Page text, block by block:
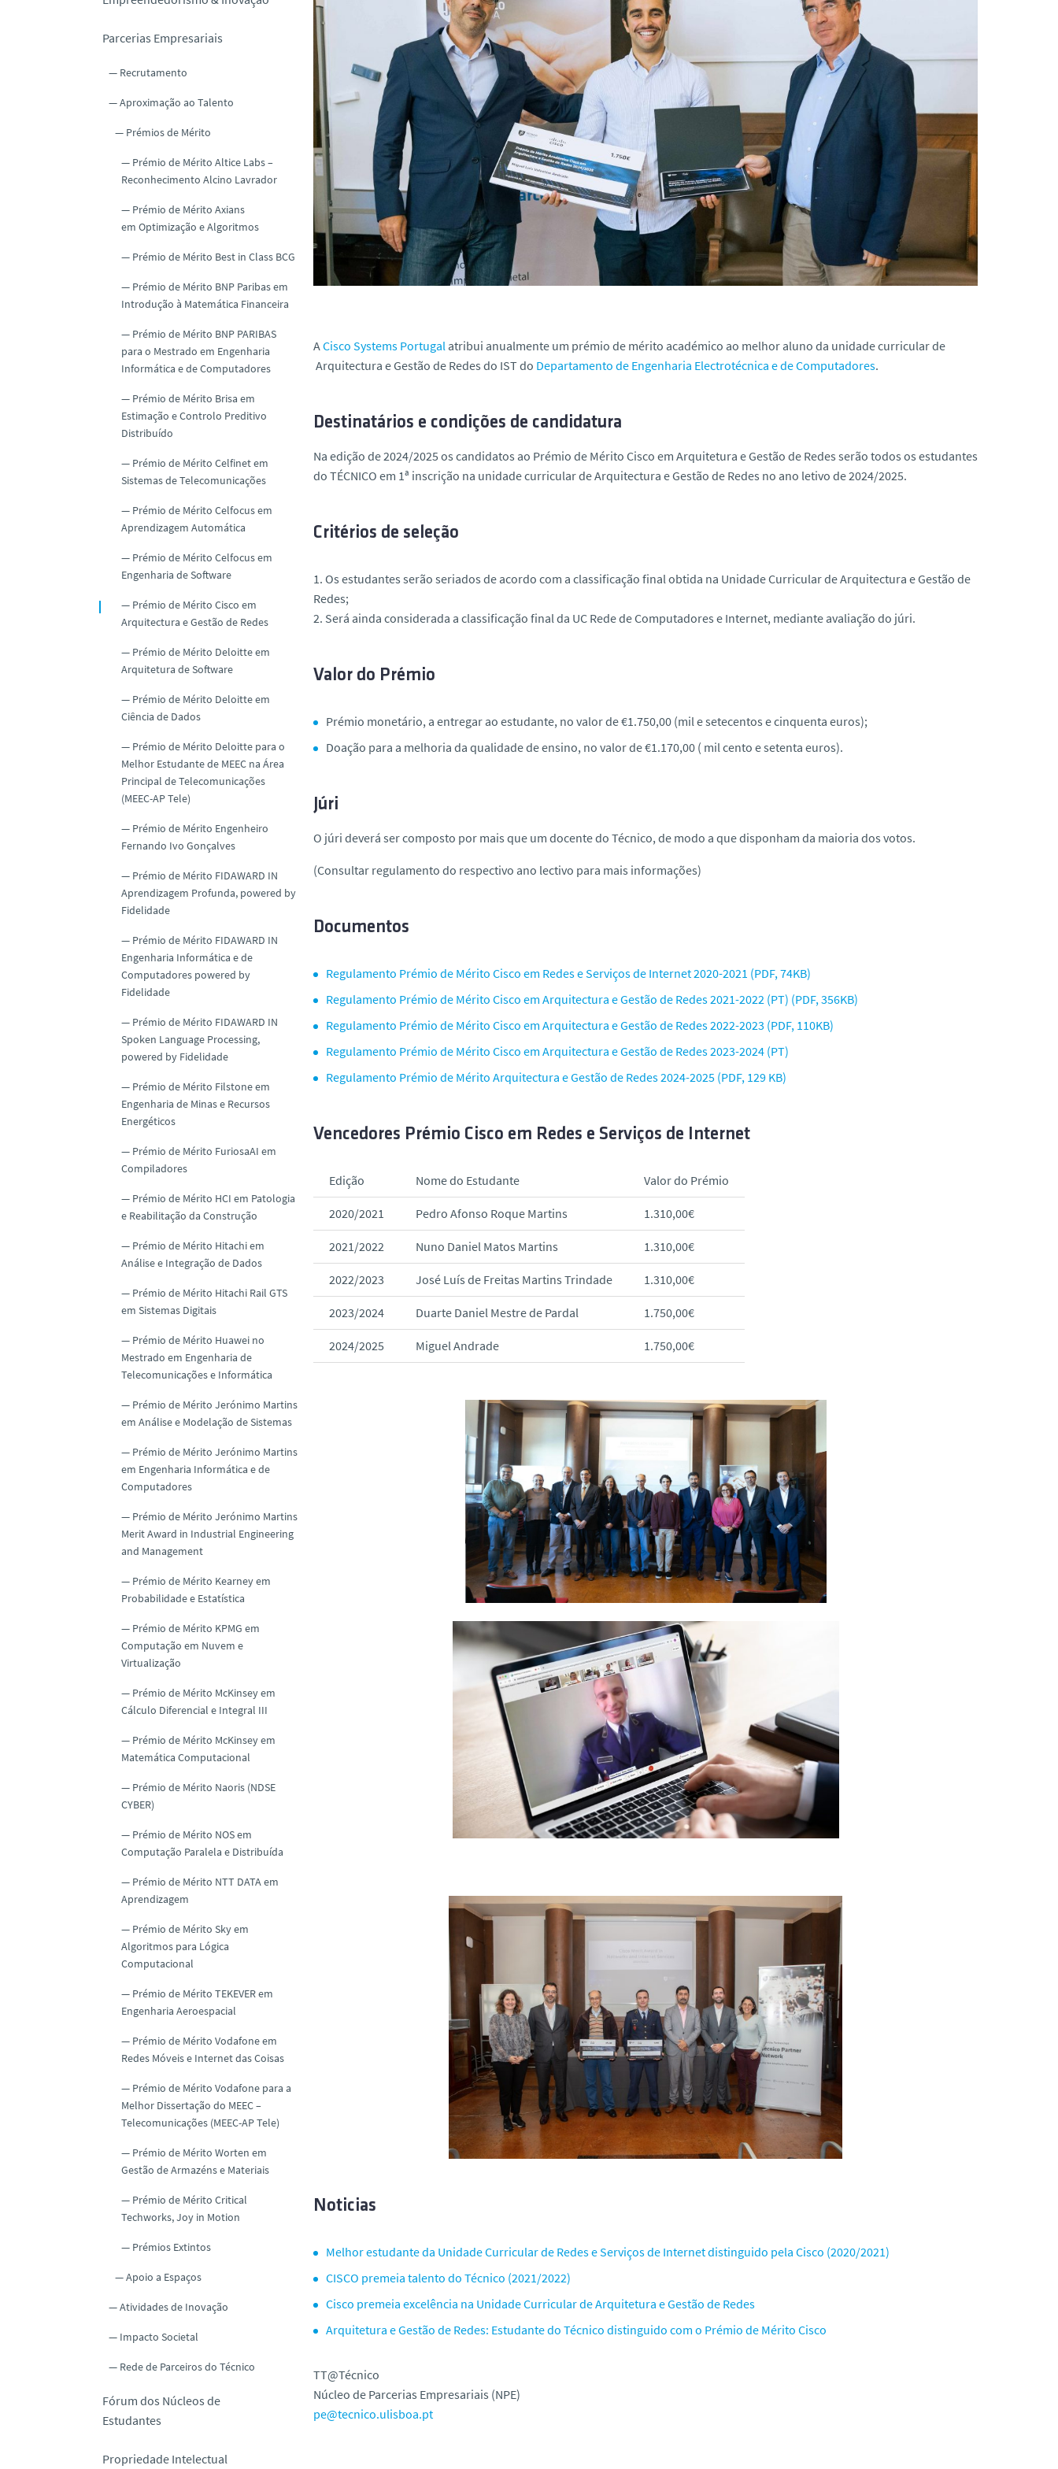
Parcerias Empresariais
Recrutamento
Aproximação ao Talento
Prémios de Mérito
Prémio de Mérito Altice Labs –
Reconhecimento Alcino Lavrador
Prémio de Mérito Axians
em Optimização e Algoritmos
Prémio de Mérito Best in Class BCG
Prémio de Mérito BNP Paribas em
Introdução à Matemática Financeira
Prémio de Mérito BNP PARIBAS
para o Mestrado em Engenharia
Informática e de Computadores
Prémio de Mérito Brisa em
Estimação e Controlo Preditivo
Distribuído
Prémio de Mérito Celfinet em
Sistemas de Telecomunicações
Prémio de Mérito Celfocus em
Aprendizagem Automática
Prémio de Mérito Celfocus em
Engenharia de Software
Prémio de Mérito Cisco em
Arquitectura e Gestão de Redes
Prémio de Mérito Deloitte em
Arquitetura de Software
Prémio de Mérito Deloitte em
Ciência de Dados
Prémio de Mérito Deloitte para o
Melhor Estudante de MEEC na Área
Principal de Telecomunicações
(MEEC-AP Tele)
Prémio de Mérito Engenheiro
Fernando Ivo Gonçalves
Prémio de Mérito FIDAWARD IN
Aprendizagem Profunda, powered by
Fidelidade
Prémio de Mérito FIDAWARD IN
Engenharia Informática e de
Computadores powered by
Fidelidade
Prémio de Mérito FIDAWARD IN
Spoken Language Processing,
powered by Fidelidade
Prémio de Mérito Filstone em
Engenharia de Minas e Recursos
Energéticos
Prémio de Mérito FuriosaAI em
Compiladores
Prémio de Mérito HCI em Patologia
e Reabilitação da Construção
Prémio de Mérito Hitachi em
Análise e Integração de Dados
Prémio de Mérito Hitachi Rail GTS
em Sistemas Digitais
Prémio de Mérito Huawei no
Mestrado em Engenharia de
Telecomunicações e Informática
Prémio de Mérito Jerónimo Martins
em Análise e Modelação de Sistemas
Prémio de Mérito Jerónimo Martins
em Engenharia Informática e de
Computadores
Prémio de Mérito Jerónimo Martins
Merit Award in Industrial Engineering
and Management
Prémio de Mérito Kearney em
Probabilidade e Estatística
Prémio de Mérito KPMG em
Computação em Nuvem e
Virtualização
Prémio de Mérito McKinsey em
Cálculo Diferencial e Integral III
Prémio de Mérito McKinsey em
Matemática Computacional
Prémio de Mérito Naoris (NDSE
CYBER)
Prémio de Mérito NOS em
Computação Paralela e Distribuída
Prémio de Mérito NTT DATA em
Aprendizagem
Prémio de Mérito Sky em
Algoritmos para Lógica
Computacional
Prémio de Mérito TEKEVER em
Engenharia Aeroespacial
Prémio de Mérito Vodafone em
Redes Móveis e Internet das Coisas
Prémio de Mérito Vodafone para a
Melhor Dissertação do MEEC –
Telecomunicações (MEEC-AP Tele)
Prémio de Mérito Worten em
Gestão de Armazéns e Materiais
Prémio de Mérito Critical
Techworks, Joy in Motion
Prémios Extintos
Apoio a Espaços
Atividades de Inovação
Impacto Societal
Rede de Parceiros do Técnico
Fórum dos Núcleos de
Estudantes
Propriedade Intelectual
ACisco Systems Portugal atribui anualmente um prémio de mérito académico ao melhor aluno da unidade curricular de
Arquitectura e Gestão de Redes do IST do Departamento de Engenharia Electrotécnica e de Computadores.
Destinatários e condições de candidatura
Na edição de 2024/2025 os candidatos ao Prémio de Mérito Cisco em Arquitetura e Gestão de Redes serão todos os estudantes
do TÉCNICO em 1ª inscrição na unidade curricular de Arquitectura e Gestão de Redes no ano letivo de 2024/2025.
Critérios de seleção
1. Os estudantes serão seriados de acordo com a classificação final obtida na Unidade Curricular de Arquitectura e Gestão de
Redes;
2. Será ainda considerada a classificação final da UC Rede de Computadores e Internet, mediante avaliação do júri.
Valor do Prémio
Prémio monetário, a entregar ao estudante, no valor de €1.750,00 (mil e setecentos e cinquenta euros);
Doação para a melhoria da qualidade de ensino, no valor de €1.170,00 ( mil cento e setenta euros).
Júri
O júri deverá ser composto por mais que um docente do Técnico, de modo a que disponham da maioria dos votos.
(Consultar regulamento do respectivo ano lectivo para mais informações)
Documentos
Regulamento Prémio de Mérito Cisco em Redes e Serviços de Internet 2020-2021 (PDF, 74KB)
Regulamento Prémio de Mérito Cisco em Arquitectura e Gestão de Redes 2021-2022 (PT) (PDF, 356KB)
Regulamento Prémio de Mérito Cisco em Arquitectura e Gestão de Redes 2022-2023 (PDF, 110KB)
Regulamento Prémio de Mérito Cisco em Arquitectura e Gestão de Redes 2023-2024 (PT)
Regulamento Prémio de Mérito Arquitectura e Gestão de Redes 2024-2025 (PDF, 129 KB)
Vencedores Prémio Cisco em Redes e Serviços de Internet
Edição Nome do Estudante Valor do Prémio
2020/2021 Pedro Afonso Roque Martins 1.310,00€
2021/2022 Nuno Daniel Matos Martins 1.310,00€
2022/2023 José Luís de Freitas Martins Trindade 1.310,00€
2023/2024 Duarte Daniel Mestre de Pardal 1.750,00€
2024/2025 Miguel Andrade 1.750,00€
Noticias
Melhor estudante da Unidade Curricular de Redes e Serviços de Internet distinguido pela Cisco (2020/2021)
CISCO premeia talento do Técnico (2021/2022)
Cisco premeia excelência na Unidade Curricular de Arquitetura e Gestão de Redes
Arquitetura e Gestão de Redes: Estudante do Técnico distinguido com o Prémio de Mérito Cisco
TT@Técnico
Núcleo de Parcerias Empresariais (NPE)
pe@tecnico.ulisboa.pt